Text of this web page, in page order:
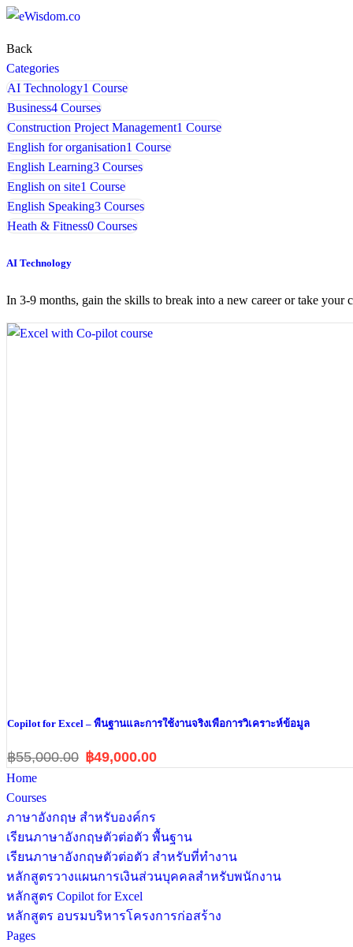
Back
Categories
AI Technology1 Course
Business4 Courses
Construction Project Management1 Course
English for organisation1 Course
English Learning3 Courses
English on site1 Course
English Speaking3 Courses
Heath & Fitness0 Courses
AI Technology
In 3-9 months, gain the skills to break into a new career or take your
Copilot for Excel – พื้นฐานและการใช้งานจริงเพื่อการวิเคราะห์ข้อมูล
฿55,000.00 ฿49,000.00
Home
Courses
ภาษาอังกฤษ สำหรับองค์กร
เรียนภาษาอังกฤษตัวต่อตัว พื้นฐาน
เรียนภาษาอังกฤษตัวต่อตัว สำหรับที่ทำงาน
หลักสูตรวางแผนการเงินส่วนบุคคลสำหรับพนักงาน
หลักสูตร Copilot for Excel
หลักสูตร อบรมบริหารโครงการก่อสร้าง
Pages